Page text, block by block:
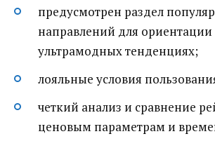
предусмотрен раздел
направлений для ориентации
ультрамодных тенденциях;
лояльные условия
четкий анализ и сравнение
ценовым параметрам и